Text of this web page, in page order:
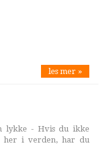
les mer »
lykke - Hvis du ikke
her i verden, har du